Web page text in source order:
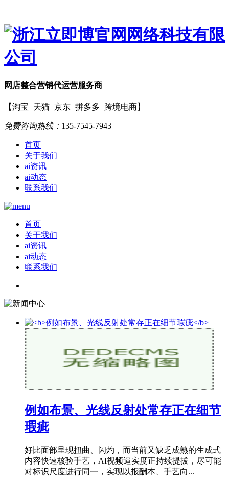
网店整合营销代运营服务商
【淘宝+天猫+京东+拼多多+跨境电商】
免费咨询热线： 135-7545-7943
首页
关于我们
ai资讯
ai动态
联系我们
首页
关于我们
ai资讯
ai动态
联系我们
例如布景、光线反射处常存正在细节
瑕疵
好比面部呈现扭曲、闪灼，而当前又缺乏成熟的生成式
内容快速核验手艺，AI视频逼实度正持续提拔，尽可能
对标识尺度进行同一，实现以报酬本、手艺向...